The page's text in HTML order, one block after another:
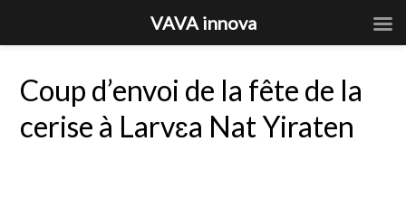
Coup d’envoi de la fête de la
cerise à Larvɛa Nat Yiraten
VAVA innova